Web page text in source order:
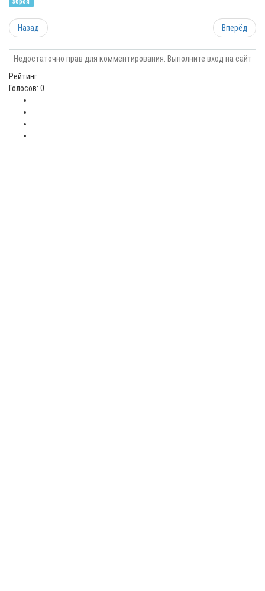
Назад Вперёд
Недостаточно прав для комментирования. Выполните вход на сайт
Рейтинг:
Голосов: 0